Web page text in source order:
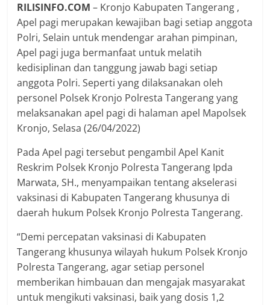
RILISINFO.COM – Kronjo Kabupaten Tangerang ,
Apel pagi merupakan kewajiban bagi setiap anggota
Polri, Selain untuk mendengar arahan pimpinan,
Apel pagi juga bermanfaat untuk melatih
kedisiplinan dan tanggung jawab bagi setiap
anggota Polri. Seperti yang dilaksanakan oleh
personel Polsek Kronjo Polresta Tangerang yang
melaksanakan apel pagi di halaman apel Mapolsek
Kronjo, Selasa (26/04/2022)
Pada Apel pagi tersebut pengambil Apel Kanit
Reskrim Polsek Kronjo Polresta Tangerang Ipda
Marwata, SH., menyampaikan tentang akselerasi
vaksinasi di Kabupaten Tangerang khusunya di
daerah hukum Polsek Kronjo Polresta Tangerang.
“Demi percepatan vaksinasi di Kabupaten
Tangerang khusunya wilayah hukum Polsek Kronjo
Polresta Tangerang, agar setiap personel
memberikan himbauan dan mengajak masyarakat
untuk mengikuti vaksinasi, baik yang dosis 1,2